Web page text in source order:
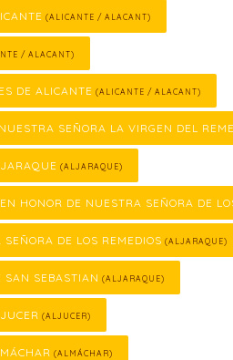
(ALICANTE / ALACANT)
/ ALACANT)
DE ALICANTE (ALICANTE / ALACANT)
SEÑORA LA VIRGEN DEL
(ALJARAQUE)
HONOR DE NUESTRA SEÑORA DE
DE LOS REMEDIOS (ALJARAQUE)
SAN SEBASTIAN (ALJARAQUE)
(ALJUCER)
(ALMÁCHAR)